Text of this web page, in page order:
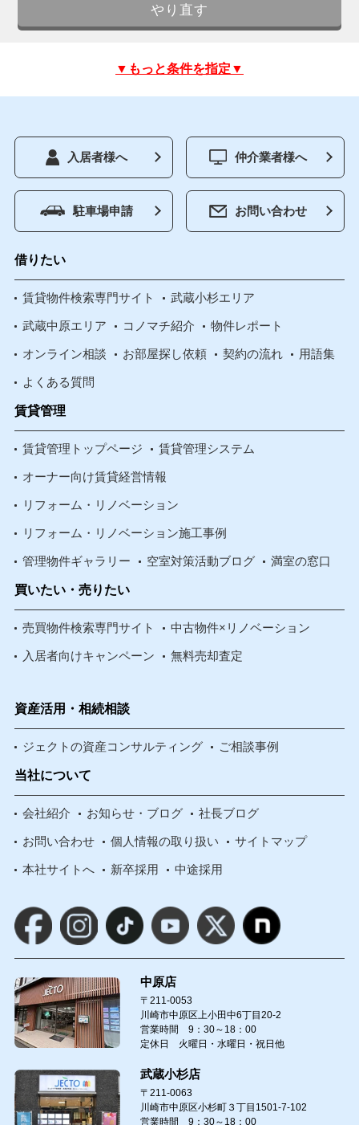
▼もっと条件を指定▼
入居者様へ 仲介業者様へ
駐車場申請 お問い合わせ
借りたい
賃貸物件検索専門サイト 武蔵小杉エリア
武蔵中原エリア コノマチ紹介 物件レポート
オンライン相談 お部屋探し依頼 契約の流れ 用語集
よくある質問
賃貸管理
賃貸管理トップページ 賃貸管理システム
オーナー向け賃貸経営情報
リフォーム・リノベーション
リフォーム・リノベーション施工事例
管理物件ギャラリー 空室対策活動ブログ 満室の窓口
買いたい・売りたい
売買物件検索専門サイト 中古物件×リノベーション
入居者向けキャンペーン 無料売却査定
資産活用・相続相談
ジェクトの資産コンサルティング ご相談事例
当社について
会社紹介 お知らせ・ブログ 社長ブログ
お問い合わせ 個人情報の取り扱い サイトマップ
本社サイトへ 新卒採用 中途採用
中原店
〒211-0053
川崎市中原区上小田中6丁目20-2
営業時間 9：30～18：00
定休日 火曜日・水曜日・祝日他
武蔵小杉店
〒211-0063
川崎市中原区小杉町３丁目1501-7-102
営業時間 9：30～18：00